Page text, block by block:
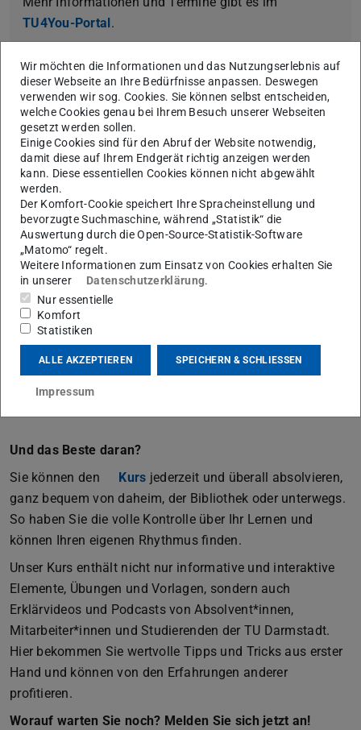
TU4You-Portal .
Jetzt selbst einschreiben!
Moodlekurs Studiertechniken (Deutsch)
Moodle course Study Skills (Englisch)
Und das Beste daran?
Sie können den
Kurs jederzeit und überall absolvieren,
ganz bequem von daheim, der Bibliothek oder unterwegs.
So haben Sie die volle Kontrolle über Ihr Lernen und
können Ihren eigenen Rhythmus finden.
Unser Kurs enthält nicht nur informative und interaktive
Elemente, Übungen und Vorlagen, sondern auch
Erklärvideos und Podcasts von Absolvent*innen,
Mitarbeiter*innen und Studierenden der TU Darmstadt.
Hier bekommen Sie wertvolle Tipps und Tricks aus erster
Hand und können von den Erfahrungen anderer
profitieren.
Worauf warten Sie noch? Melden Sie sich jetzt an!
Wir möchten die Informationen und das Nutzungserlebnis auf
dieser Webseite an Ihre Bedürfnisse anpassen. Deswegen
verwenden wir sog. Cookies. Sie können selbst entscheiden,
welche Cookies genau bei Ihrem Besuch unserer Webseiten
gesetzt werden sollen.
Einige Cookies sind für den Abruf der Website notwendig,
damit diese auf Ihrem Endgerät richtig anzeigen werden
kann. Diese essentiellen Cookies können nicht abgewählt
werden.
Der Komfort-Cookie speichert Ihre Spracheinstellung und
bevorzugte Suchmaschine, während „Statistik“ die
Auswertung durch die Open-Source-Statistik-Software
„Matomo“ regelt.
Weitere Informationen zum Einsatz von Cookies erhalten Sie
in unserer
Datenschutzerklärung.
Nur essentielle
Komfort
Statistiken
ALLE AKZEPTIEREN SPEICHERN & SCHLIESSEN
Impressum